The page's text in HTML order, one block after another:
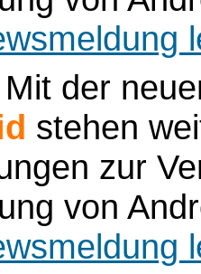
der
stehen
zur
von